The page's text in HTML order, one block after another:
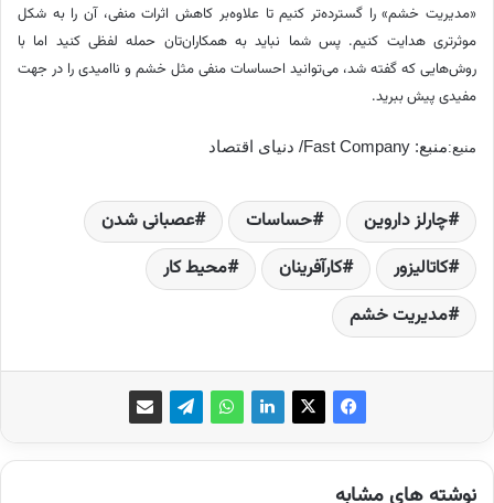
«مدیریت خشم» را گسترده‌تر کنیم تا علاوه‌بر کاهش اثرات منفی، آن را به شکل
موثر‌تری هدایت کنیم. پس شما نباید به همکاران‌تان حمله لفظی کنید اما با
روش‌هایی که گفته شد، می‌توانید احساسات منفی مثل خشم و ناامیدی را در جهت
مفیدی پیش ببرید.
منبع:منبع: Fast Company/ دنیای اقتصاد
چارلز داروین حساسات
عصبانی شدن
کاتالیزور
کارآفرینان
محیط کار
مدیریت خشم
نوشته های مشابه